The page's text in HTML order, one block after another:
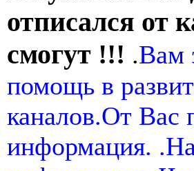
отписался от
смогут !!! .Вам
помощь в
каналов.От Вас
информация.